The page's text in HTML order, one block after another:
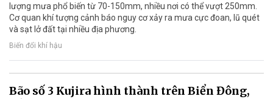
lượng mưa phổ biến từ 70-150mm, nhiều nơi có thể vượt 250mm.
Cơ quan khí tượng cảnh báo nguy cơ xảy ra mưa cực đoan, lũ quét
và sạt lở đất tại nhiều địa phương.
Biến đổi khí hậu
Bão số 3 Kujira hình thành trên Biển Đông,